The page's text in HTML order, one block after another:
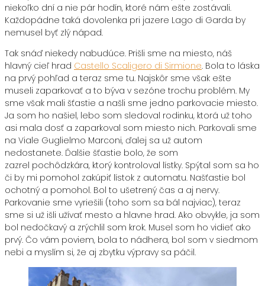
niekoľko dní a nie pár hodín, ktoré nám ešte zostávali.
Každopádne taká dovolenka pri jazere Lago di Garda by
nemusel byť zlý nápad.
Tak snáď niekedy nabudúce. Prišli sme na miesto, náš
hlavný cieľ hrad Castello Scaligero di Sirmione. Bola to láska
na prvý pohľad a teraz sme tu. Najskôr sme však ešte
museli zaparkovať a to býva v sezóne trochu problém. My
sme však mali šťastie a našli sme jedno parkovacie miesto.
Ja som ho našiel, lebo som sledoval rodinku, ktorá už toho
asi mala dosť a zaparkoval som miesto nich. Parkovali sme
na Viale Guglielmo Marconi, ďalej sa už autom
nedostanete. Ďalšie šťastie bolo, že som
zazrel pochôdzkára, ktorý kontroloval lístky. Spýtal som sa ho
či by mi pomohol zakúpiť lístok z automatu. Našťastie bol
ochotný a pomohol. Bol to ušetrený čas a aj nervy.
Parkovanie sme vyriešili (toho som sa bál najviac), teraz
sme si už išli užívať mesto a hlavne hrad. Ako obvykle, ja som
bol nedočkavý a zrýchlil som krok. Musel som ho vidieť ako
prvý. Čo vám poviem, bola to nádhera, bol som v siedmom
nebi a myslím si, že aj zbytku výpravy sa páčil.